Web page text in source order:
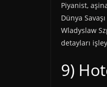
Piyanist,
Dünya
Wladyslaw
detayları
9)